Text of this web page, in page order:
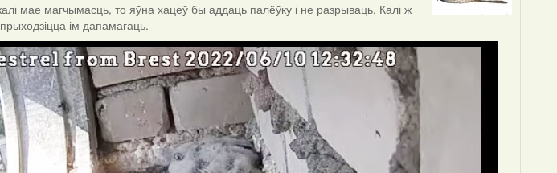
мае магчымасць, то яўна хацеў бы аддаць палёўку і не разрываць. Калі ж
ім дапамагаць.